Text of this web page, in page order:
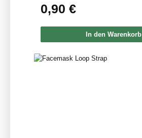
Regulärer Preis:
0,90 €
In den Warenkorb